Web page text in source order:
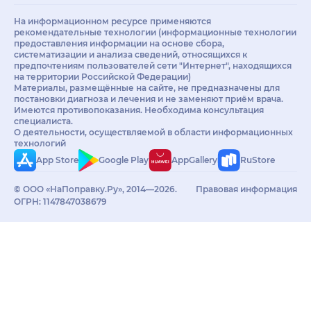
На информационном ресурсе применяются
рекомендательные технологии (информационные технологии
предоставления информации на основе сбора,
систематизации и анализа сведений, относящихся к
предпочтениям пользователей сети "Интернет", находящихся
на территории Российской Федерации)
Материалы, размещённые на сайте, не предназначены для
постановки диагноза и лечения и не заменяют приём врача.
Имеются противопоказания. Необходима консультация
специалиста.
О деятельности, осуществляемой в области информационных
технологий
App Store
Google Play AppGallery RuStore
© ООО «НаПоправку.Ру», 2014—2026.
ОГРН: 1147847038679
Правовая информация